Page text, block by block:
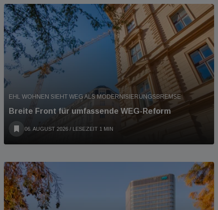
EHL WOHNEN SIEHT WEG ALS MODERNISIERUNGSBREMSE
Breite Front für umfassende WEG-Reform
06. AUGUST 2026 / LESEZEIT 1 MIN